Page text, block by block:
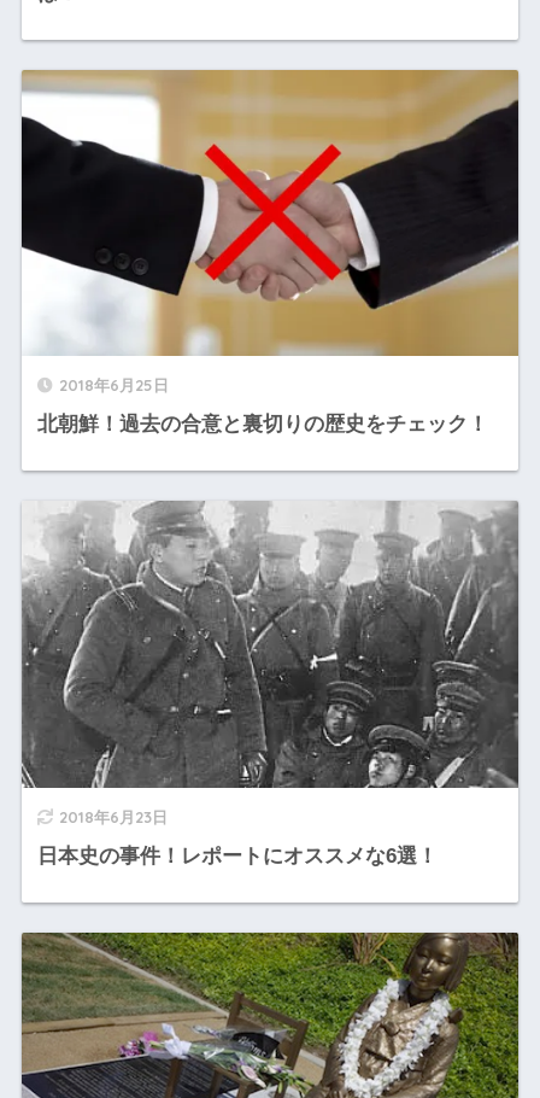
2018年6月25日
北朝鮮！過去の合意と裏切りの歴史をチェック！
2018年6月23日
日本史の事件！レポートにオススメな6選！